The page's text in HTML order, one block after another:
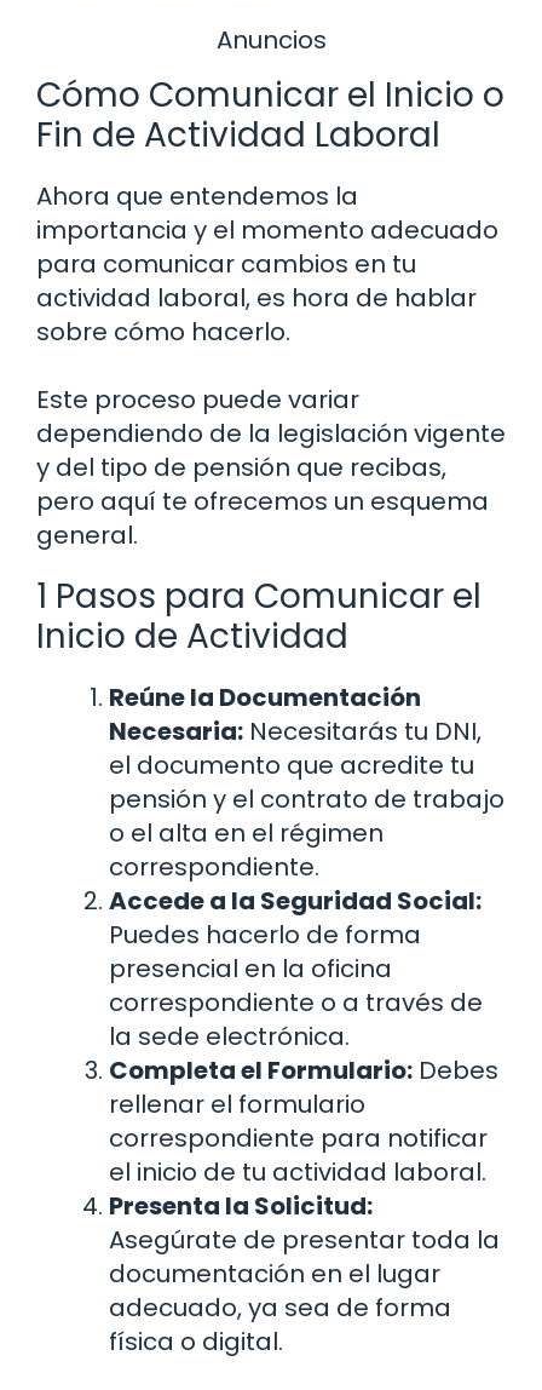
Anuncios
Cómo Comunicar el Inicio o
Fin de Actividad Laboral
Ahora que entendemos la
importancia y el momento adecuado
para comunicar cambios en tu
actividad laboral, es hora de hablar
sobre cómo hacerlo.
Este proceso puede variar
dependiendo de la legislación vigente
y del tipo de pensión que recibas,
pero aquí te ofrecemos un esquema
general.
1 Pasos para Comunicar el
Inicio de Actividad
Reúne la Documentación
Necesaria: Necesitarás tu DNI,
el documento que acredite tu
pensión y el contrato de trabajo
o el alta en el régimen
correspondiente.
Accede a la Seguridad Social:
Puedes hacerlo de forma
presencial en la oficina
correspondiente o a través de
la sede electrónica.
Completa el Formulario: Debes
rellenar el formulario
correspondiente para notificar
el inicio de tu actividad laboral.
Presenta la Solicitud:
Asegúrate de presentar toda la
documentación en el lugar
adecuado, ya sea de forma
física o digital.